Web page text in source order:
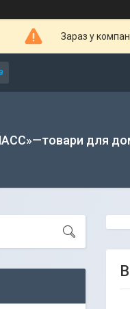
Зараз у
для